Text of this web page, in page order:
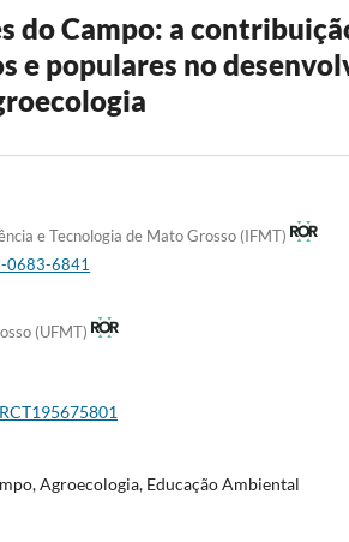
do Campo: a
e populares no
e Tecnologia de Mato Grosso (IFMT)
0683-6841
(UFMT)
Agroecologia, Educação Ambiental